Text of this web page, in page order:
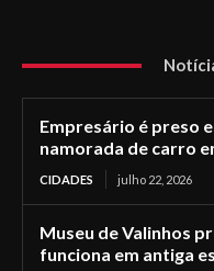
Empresário é preso
namorada de carro
CIDADES julho 22, 2026
Museu de Valinhos
funciona em antiga